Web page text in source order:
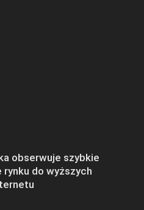
obserwuje szybkie
do wyższych